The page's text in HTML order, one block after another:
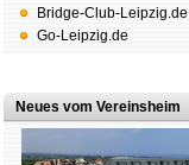
Bridge-Club-Leipzig.de
Go-Leipzig.de
Neues vom Vereinsheim